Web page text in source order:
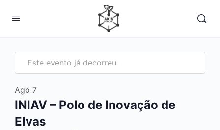
Este evento já decorreu.
Ago 7
INIAV – Polo de Inovação de
Elvas